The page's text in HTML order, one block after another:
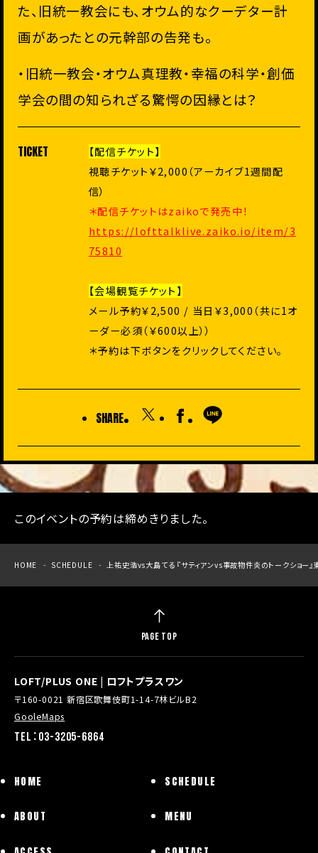
た、旧統一教会にも、オウム的なクーデター計
画があったとの元幹部の告発も。
・旧統一教会・オウム真理教・幸福の科学・創価
学会の間の知られざる驚愕の因縁とは？
TICKET
【配信チケット】
視聴チケット￥2,000（アーカイブ1週間配
信）
＊配信チケットはzaikoで発売中！
https://lofttalklive.zaiko.io/item/3
75810
【会場観覧チケット】
メール予約￥2,500 / 当日￥3,000（共に1オ
ーダー必須（￥600以上））
＊予約は下ボタンをクリックしてください。
SHARE
このイベントの予約は締めきりました。
HOME SCHEDULE 上祐史浩vs大島てる 『サティアンvs事故物件炎のトークショー
LOFT/PLUS ONE | ロフトプラスワン
〒160-0021 新宿区歌舞伎町1-14-7林ビルB2
GooleMaps
TEL：03-3205-6864
HOME SCHEDULE
ABOUT MENU
PAGE TOP